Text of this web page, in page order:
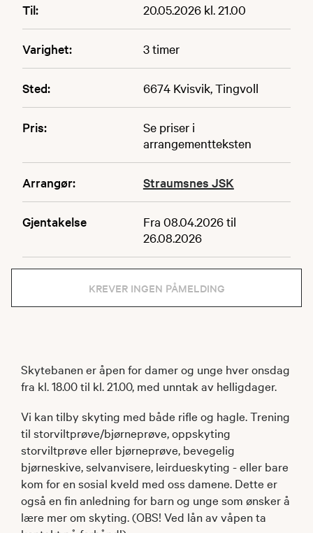
Til: 20.05.2026 kl. 21.00
Varighet: 3 timer
Sted: 6674 Kvisvik, Tingvoll
Pris:
Se priser i
arrangementteksten
Arrangør: Straumsnes JSK
Gjentakelse
Fra 08.04.2026 til
26.08.2026
KREVER INGEN PÅMELDING
Skytebanen er åpen for damer og unge hver onsdag
fra kl. 18.00 til kl. 21.00, med unntak av helligdager.
Vi kan tilby skyting med både rifle og hagle. Trening
til storviltprøve/bjørneprøve, oppskyting
storviltprøve eller bjørneprøve, bevegelig
bjørneskive, selvanvisere, leirdueskyting - eller bare
kom for en sosial kveld med oss damene. Dette er
også en fin anledning for barn og unge som ønsker å
lære mer om skyting. (OBS! Ved lån av våpen ta